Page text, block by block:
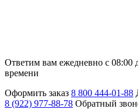
Ответим вам ежедневно с 08:00
времени
Оформить заказ 8 800 444-01-88
8 (922) 977-88-78 Обратный